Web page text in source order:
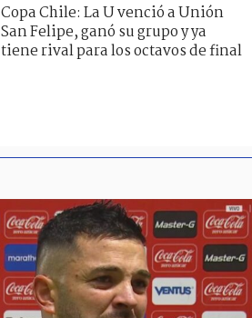
Copa Chile: La U venció a Unión
San Felipe, ganó su grupo y ya
tiene rival para los octavos de final